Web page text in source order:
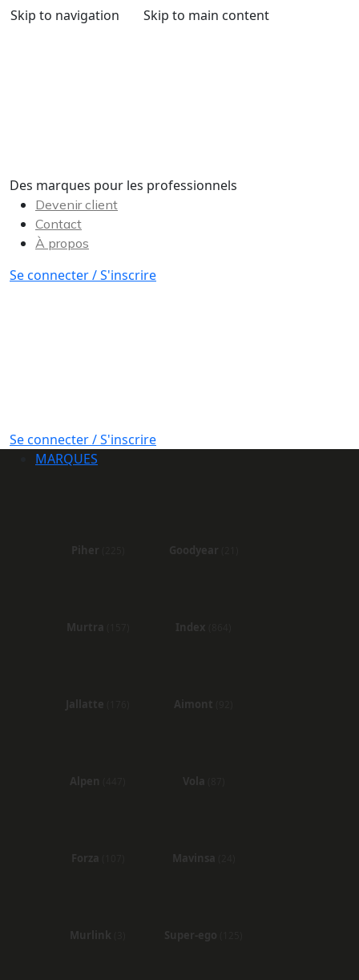
Skip to navigation Skip to main content
Des marques pour les professionnels
Devenir client
Contact
À propos
Se connecter / S'inscrire
Se connecter / S'inscrire
MARQUES
Piher Goodyear
Murtra Index
Jallatte Aimont
Alpen Vola
Forza Mavinsa
Murlink Super-ego